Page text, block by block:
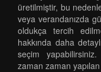
üretilmiştir, bu
veya verandanızda
oldukça tercih
hakkında daha
seçim yapabilirsiniz.
zaman zaman